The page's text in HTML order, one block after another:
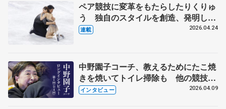
ペア競技に変革をもたらしたりくりゅ
う 独自のスタイルを創造、発明した
【引退発表後②】
連載 2026.04.24
中野園子コーチ、教えるためにたこ焼
きを焼いてトイレ掃除も 他の競技に
も通用するという坂本花織の筋肉
インタビュー 2026.04.09